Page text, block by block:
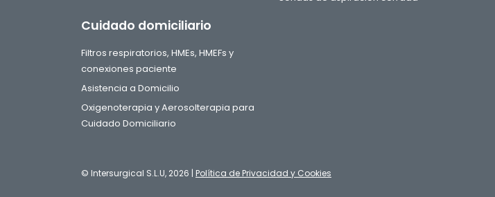
Cuidado domiciliario
Filtros respiratorios, HMEs, HMEFs y
conexiones paciente
Asistencia a Domicilio
Oxigenoterapia y Aerosolterapia para
Cuidado Domiciliario
© Intersurgical S.L.U, 2026 | Política de Privacidad y Cookies